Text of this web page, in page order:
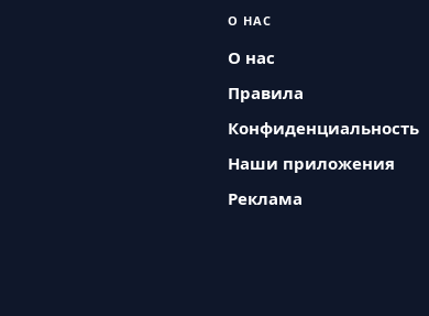
О НАС
О нас
Правила
Конфиденциальность
Наши приложения
Реклама